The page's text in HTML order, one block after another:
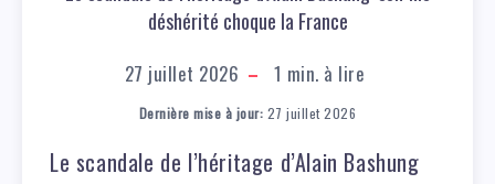
déshérité choque la France
27 juillet 2026 1 min. à lire
Dernière mise à jour: 27 juillet 2026
Le scandale de l’héritage d’Alain Bashung